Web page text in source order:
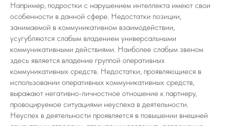
Например, подростки с нарушением интеллекта имеют свои
особенности в данной сфере. Недостатки позиции,
занимаемой в коммуникативном взаимодействии,
усугубляются слабым владением универсальными
коммуникативными действиями. Наиболее слабым звеном
здесь является владение группой оперативных
коммуникативных средств. Недостатки, проявляющиеся в
использовании оперативных коммуникативных средств,
выражают негативно-личностное отношение к партнеру,
провоцируемое ситуациями неуспеха в деятельности.
Неуспех в деятельности проявляется в повышении внешней